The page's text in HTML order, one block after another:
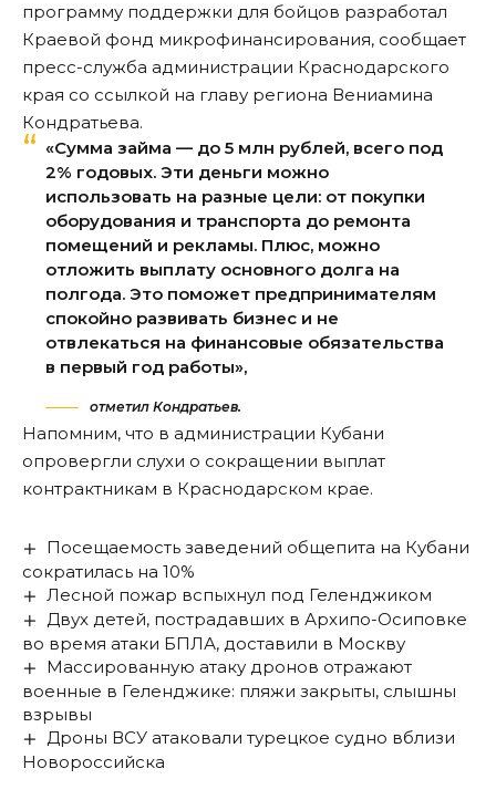
программу поддержки для бойцов разработал
Краевой фонд микрофинансирования, сообщает
пресс-служба администрации Краснодарского
края со ссылкой на главу региона Вениамина
Кондратьева.
«Сумма займа — до 5 млн рублей, всего под
2% годовых. Эти деньги можно
использовать на разные цели: от покупки
оборудования и транспорта до ремонта
помещений и рекламы. Плюс, можно
отложить выплату основного долга на
полгода. Это поможет предпринимателям
спокойно развивать бизнес и не
отвлекаться на финансовые обязательства
в первый год работы»,
отметил Кондратьев.
Напомним, что в администрации Кубани
опровергли слухи о сокращении выплат
контрактникам в Краснодарском крае.
Посещаемость заведений общепита на Кубани
сократилась на 10%
Лесной пожар вспыхнул под Геленджиком
Двух детей, пострадавших в Архипо-Осиповке
во время атаки БПЛА, доставили в Москву
Массированную атаку дронов отражают
военные в Геленджике: пляжи закрыты, слышны
взрывы
Дроны ВСУ атаковали турецкое судно вблизи
Новороссийска